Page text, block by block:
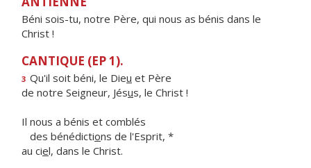
Béni sois-tu, notre Père, qui nous as bénis dans le
Christ !
CANTIQUE (EP 1).
3 Qu'il soit béni, le Dieu et Père
de notre Seigneur, Jésus, le Christ !
Il nous a bénis et comblés
des bénédictions de l'Esprit, *
au ciel, dans le Christ.